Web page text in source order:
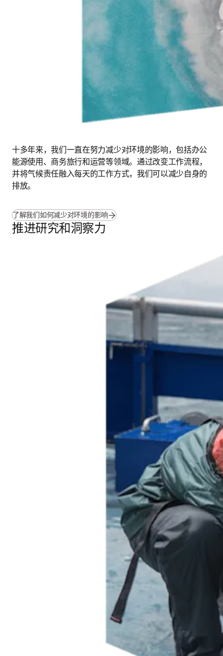
十多年来，我们一直在努力减少对环境的影响，包括办公
能源使用、商务旅行和运营等领域。通过改变工作流程，
并将气候责任融入每天的工作方式，我们可以减少自身的
排放。
了解我们如何减少对环境的影响
推进研究和洞察力